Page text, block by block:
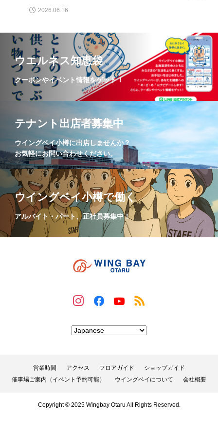
2026.06.16
ウエルネス知恵袋
クーポンやイベント情報をゲット！
テナント出店者募集中
ウイングベイ小樽に出店しませんか？
お気軽にお問い合わせください。
ウイングベイ小樽で働く
アルバイト・パート、正社員募集中！
営業時間 アクセス フロアガイド
ショップガイド
催事場ご案内（イベント予約可能）
ウイングベイについて 会社概要
Copyright © 2025 Wingbay Otaru All Rights Reserved.